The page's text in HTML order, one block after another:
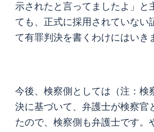
示されたと言ってましたよ」と
ても、正式に採用されていない
て有罪判決を書くわけにはいき
今後、検察側としては（注：検
決に基づいて、弁護士が検察官
たので、検察側も弁護士です。